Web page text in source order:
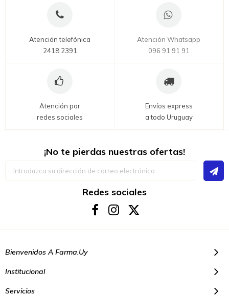
Atención telefónica
2418 2391
Atención Whatsapp
096 91 91 91
Atención por
redes sociales
Envíos express
a todo Uruguay
¡No te pierdas nuestras ofertas!
Redes sociales
Bienvenidos A Farma.uy
Institucional
Servicios